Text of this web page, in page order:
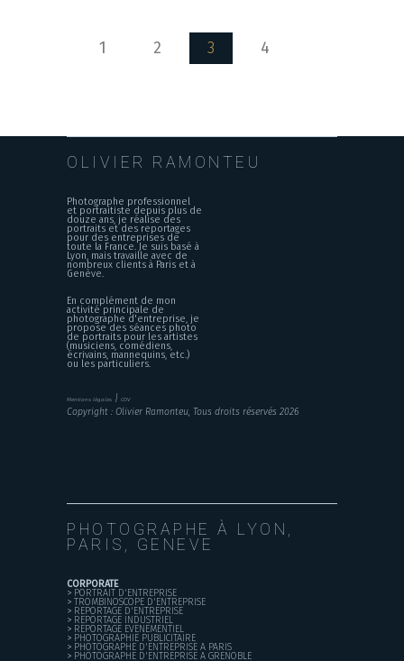
1 2 3 4
OLIVIER RAMONTEU
Photographe professionnel
et portraitiste depuis plus de
douze ans, je réalise des
portraits et des reportages
pour des entreprises de
toute la France. Je suis basé à
Lyon, mais travaille avec de
nombreux clients à Paris et à
Genève.
En complément de mon
activité principale de
photographe d'entreprise, je
propose des séances photo
de portraits pour les artistes
(musiciens, comédiens,
écrivains, mannequins, etc.)
ou les particuliers.
Mentions légales | CGV
Copyright : Olivier Ramonteu, Tous droits réservés 2026
PHOTOGRAPHE À LYON,
PARIS, GENEVE
CORPORATE
> PORTRAIT D'ENTREPRISE
> TROMBINOSCOPE D'ENTREPRISE
> REPORTAGE D'ENTREPRISE
> REPORTAGE INDUSTRIEL
> REPORTAGE EVENEMENTIEL
> PHOTOGRAPHIE PUBLICITAIRE
> PHOTOGRAPHE D'ENTREPRISE A PARIS
> PHOTOGRAPHE D'ENTREPRISE A GRENOBLE